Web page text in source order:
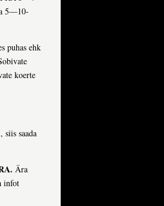
5—10-
puhas ehk
koerte
siis saada
Ära
infot